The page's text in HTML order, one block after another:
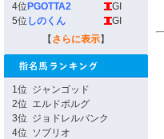
4位 PGOTTA2
GI
5位 しのくん
GI
【 さらに表示】
1位 ジャンゴッド
2位 エルドボルグ
3位 ジョドレルバンク
4位 ソブリオ